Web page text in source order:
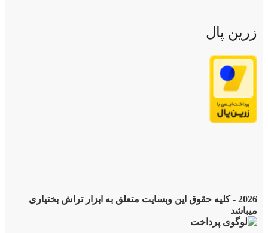
زرین پال
2026 - کلیه حقوق این وبسایت متعلق به ابزار تراش بختیاری
میباشد